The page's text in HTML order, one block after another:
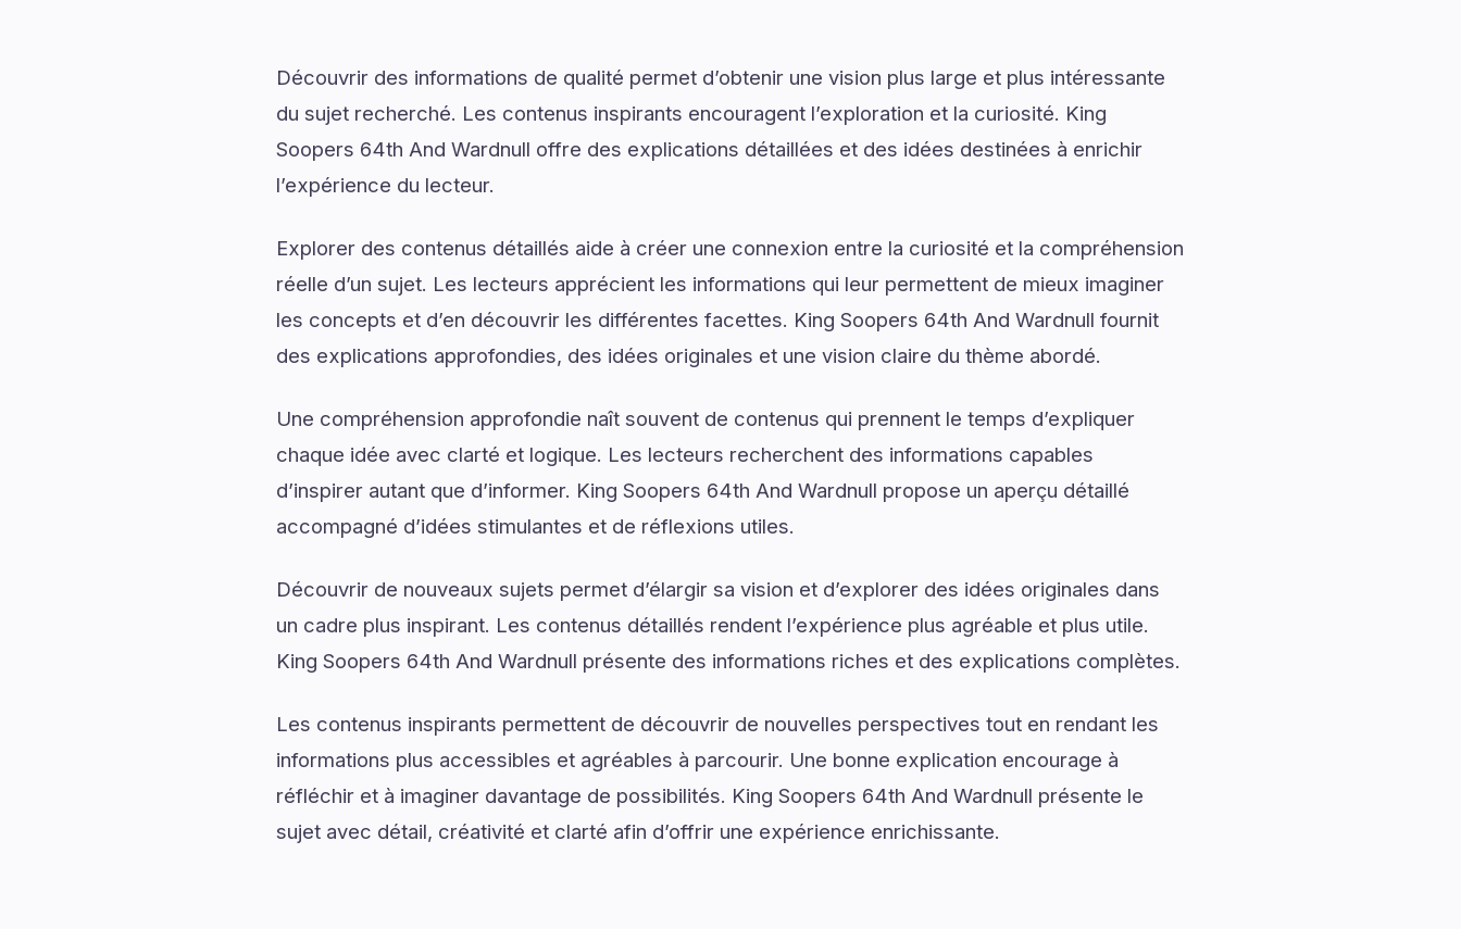
Découvrir des informations de qualité permet d’obtenir une vision plus large et plus intéressante
du sujet recherché. Les contenus inspirants encouragent l’exploration et la curiosité. King
Soopers 64th And Wardnull offre des explications détaillées et des idées destinées à enrichir
l’expérience du lecteur.
Explorer des contenus détaillés aide à créer une connexion entre la curiosité et la compréhension
réelle d’un sujet. Les lecteurs apprécient les informations qui leur permettent de mieux imaginer
les concepts et d’en découvrir les différentes facettes. King Soopers 64th And Wardnull fournit
des explications approfondies, des idées originales et une vision claire du thème abordé.
Une compréhension approfondie naît souvent de contenus qui prennent le temps d’expliquer
chaque idée avec clarté et logique. Les lecteurs recherchent des informations capables
d’inspirer autant que d’informer. King Soopers 64th And Wardnull propose un aperçu détaillé
accompagné d’idées stimulantes et de réflexions utiles.
Découvrir de nouveaux sujets permet d’élargir sa vision et d’explorer des idées originales dans
un cadre plus inspirant. Les contenus détaillés rendent l’expérience plus agréable et plus utile.
King Soopers 64th And Wardnull présente des informations riches et des explications complètes.
Les contenus inspirants permettent de découvrir de nouvelles perspectives tout en rendant les
informations plus accessibles et agréables à parcourir. Une bonne explication encourage à
réfléchir et à imaginer davantage de possibilités. King Soopers 64th And Wardnull présente le
sujet avec détail, créativité et clarté afin d’offrir une expérience enrichissante.